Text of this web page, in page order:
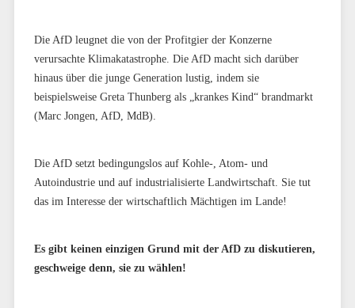
Die AfD leugnet die von der Profitgier der Konzerne
verursachte Klimakatastrophe. Die AfD macht sich darüber
hinaus über die junge Generation lustig, indem sie
beispielsweise Greta Thunberg als „krankes Kind“ brandmarkt
(Marc Jongen, AfD, MdB).
Die AfD setzt bedingungslos auf Kohle-, Atom- und
Autoindustrie und auf industrialisierte Landwirtschaft. Sie tut
das im Interesse der wirtschaftlich Mächtigen im Lande!
Es gibt keinen einzigen Grund mit der AfD zu diskutieren,
geschweige denn, sie zu wählen!